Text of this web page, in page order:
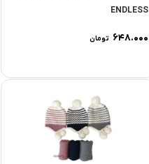
ENDLESS
۶۴۸.۰۰۰ تومان